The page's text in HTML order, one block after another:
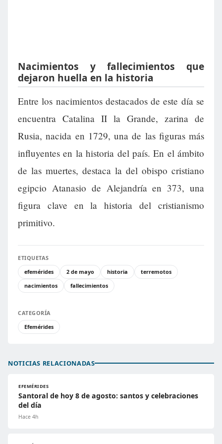
Nacimientos y fallecimientos que
dejaron huella en la historia
Entre los nacimientos destacados de este día se
encuentra Catalina II la Grande, zarina de
Rusia, nacida en 1729, una de las figuras más
influyentes en la historia del país. En el ámbito
de las muertes, destaca la del obispo cristiano
egipcio Atanasio de Alejandría en 373, una
figura clave en la historia del cristianismo
primitivo.
ETIQUETAS
efemérides
2 de mayo historia
terremotos
nacimientos
fallecimientos
CATEGORÍA
Efemérides
NOTICIAS RELACIONADAS
EFEMÉRIDES
Santoral de hoy 8 de agosto: santos y celebraciones
del día
Hace 4h